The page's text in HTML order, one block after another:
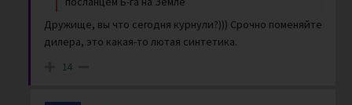
Дружище, вы что сегодня курнули?))) Срочно поменяйте
дилера, это какая-то лютая синтетика.
14